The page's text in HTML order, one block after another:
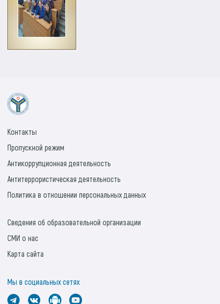
Контакты
Пропускной режим
Антикоррупционная деятельность
Антитеррористическая деятельность
Политика в отношении персональных данных
Сведения об образовательной организации
СМИ о нас
Карта сайта
Мы в социальных сетях